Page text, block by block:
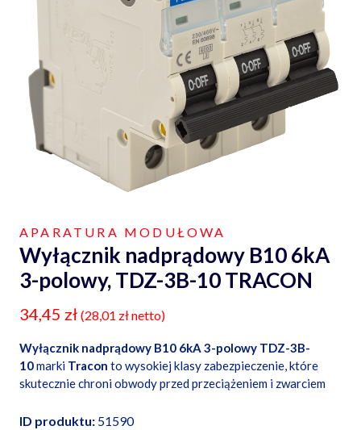
APARATURA MODUŁOWA
Wyłącznik nadprądowy B10 6kA
3-polowy, TDZ-3B-10 TRACON
34,45 zł (28,01 złnetto)
Wyłącznik nadprądowy B10 6kA 3-polowy TDZ-3B-
10marki Tracon to wysokiej klasy zabezpieczenie, które
skutecznie chroni obwody przed przeciążeniem i zwarciem
ID produktu: 51590